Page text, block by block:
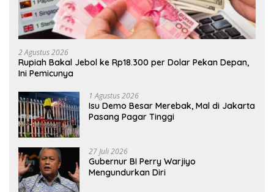
2 Agustus 2026
Rupiah Bakal Jebol ke Rp18.300 per Dolar Pekan Depan,
Ini Pemicunya
1 Agustus 2026
Isu Demo Besar Merebak, Mal di Jakarta
Pasang Pagar Tinggi
27 Juli 2026
Gubernur BI Perry Warjiyo
Mengundurkan Diri